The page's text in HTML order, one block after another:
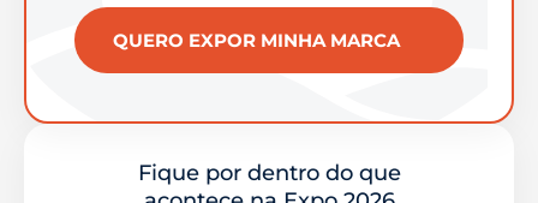
QUERO EXPOR MINHA MARCA
Fique por dentro do que